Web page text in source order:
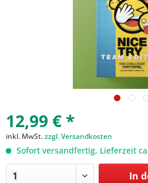
12,99 € *
inkl. MwSt.zzgl. Versandkosten
Sofort versandfertig, Lieferzeit
In